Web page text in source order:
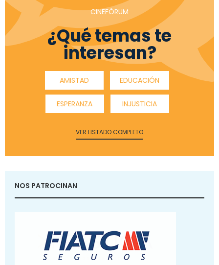
CINEFÓRUM
¿Qué temas te
interesan?
AMISTAD EDUCACIÓN
ESPERANZA INJUSTICIA
VER LISTADO COMPLETO
NOS PATROCINAN